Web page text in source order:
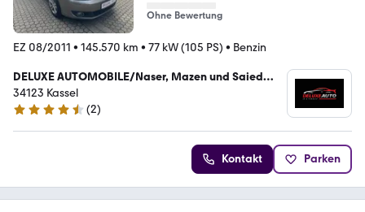
Ohne Bewertung
EZ 08/2011 • 145.570 km • 77 kW (105 PS) • Benzin
DELUXE AUTOMOBILE/Naser, Mazen und Saied
GbR
34123 Kassel
4.3 Sterne
(2)
Kontakt Parken